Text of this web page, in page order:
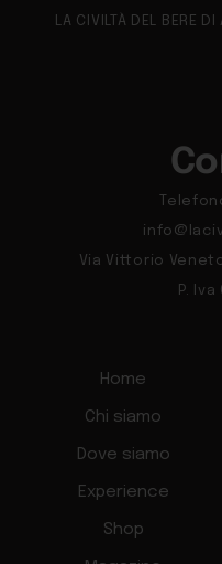
LA CIVILTÀ DEL BERE
Via Vittorio
P. Iva
Home
Chi siamo
Dove siamo
Experience
Shop